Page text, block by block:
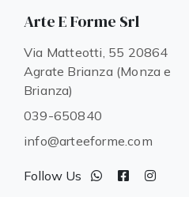
Arte E Forme Srl
Via Matteotti, 55 20864
Agrate Brianza (Monza e
Brianza)
039-650840
info@arteeforme.com
Follow Us